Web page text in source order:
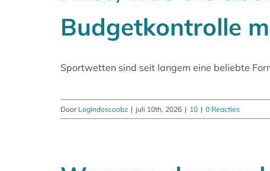
Budgetkontrolle
Sportwetten sind seit langem eine beliebte
Door Logindoscoobz | juli 10th, 2026 | 10 | 0 Reacties